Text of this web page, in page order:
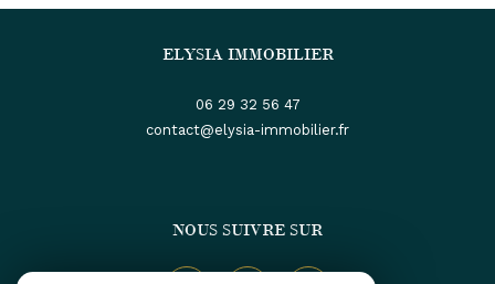
ELYSIA IMMOBILIER
06 29 32 56 47
contact@elysia-immobilier.fr
NOUS SUIVRE SUR